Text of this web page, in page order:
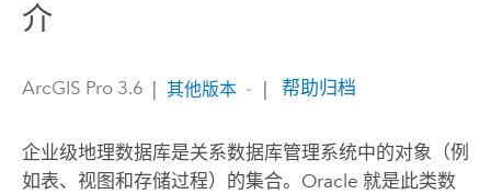
介
ArcGIS Pro 3.6 | 其他版本 | 帮助归档
企业级地理数据库是关系数据库管理系统中的对象（例
如表、视图和存储过程）的集合。 Oracle 就是此类数